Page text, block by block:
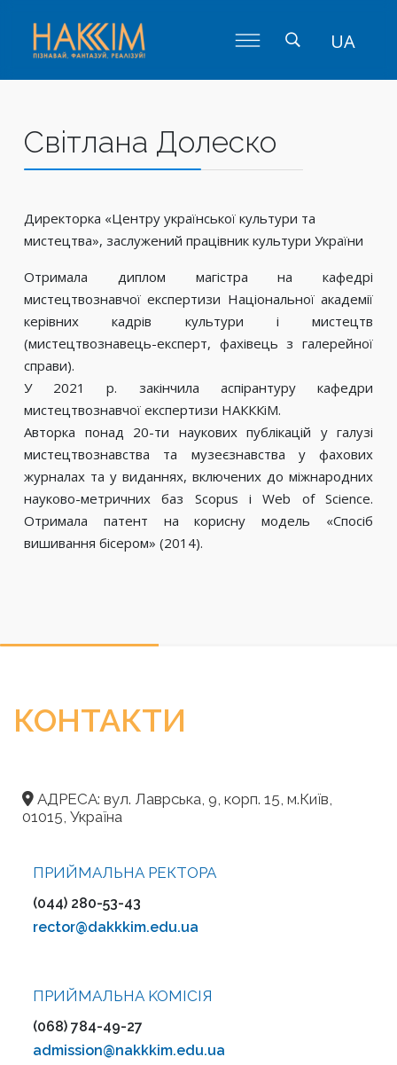
UA
Світлана Долеско
Директорка «Центру української культури та
мистецтва», заслужений працівник культури України
Отримала диплом магістра на кафедрі
мистецтвознавчої експертизи Національної академії
керівних кадрів культури і мистецтв
(мистецтвознавець-експерт, фахівець з галерейної
справи).
У 2021 р. закінчила аспірантуру кафедри
мистецтвознавчої експертизи НАКККіМ.
Авторка понад 20-ти наукових публікацій у галузі
мистецтвознавства та музеєзнавства у фахових
журналах та у виданнях, включених до міжнародних
науково-метричних баз Scopus і Web of Science.
Отримала патент на корисну модель «Спосіб
вишивання бісером» (2014).
КОНТАКТИ
АДРЕСА: вул. Лаврська, 9, корп. 15, м.Київ,
01015, Україна
ПРИЙМАЛЬНА РЕКТОРА
(044) 280-53-43
rector@dakkkim.edu.ua
ПРИЙМАЛЬНА KOMІСІЯ
(068) 784-49-27
admission@nakkkim.edu.ua